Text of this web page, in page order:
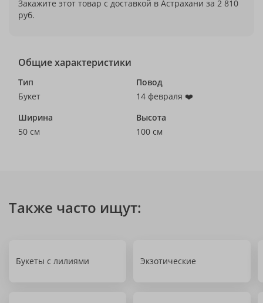
Закажите этот товар с доставкой в Астрахани за 2 810
руб.
Общие характеристики
Тип
Букет
Повод
14 февраля ❤️
Ширина
50 см
Высота
100 см
Также часто ищут:
Букеты с лилиями Экзотические